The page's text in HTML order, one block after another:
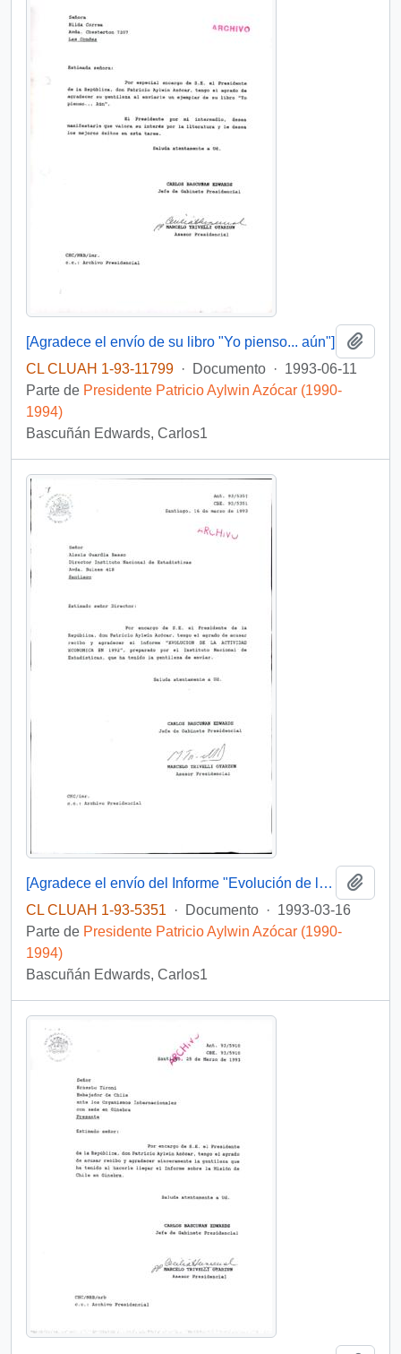
[Agradece el envío de su libro "Yo pienso... aún"]
CL CLUAH 1-93-11799 · Documento · 1993-06-11
Parte de Presidente Patricio Aylwin Azócar (1990-
1994)
Bascuñán Edwards, Carlos1
[Agradece el envío del Informe "Evolución de la Actividad Económica en 1992"]
CL CLUAH 1-93-5351
· Documento · 1993-03-16
Parte de Presidente Patricio Aylwin Azócar (1990-
1994)
Bascuñán Edwards, Carlos1